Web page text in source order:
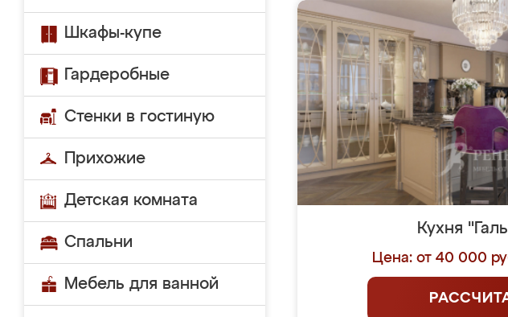
Шкафы-купе
Гардеробные
Стенки в гостиную
Прихожие
Детская комната
Спальни
Мебель для ванной
Кухня
Цена: от 40 000